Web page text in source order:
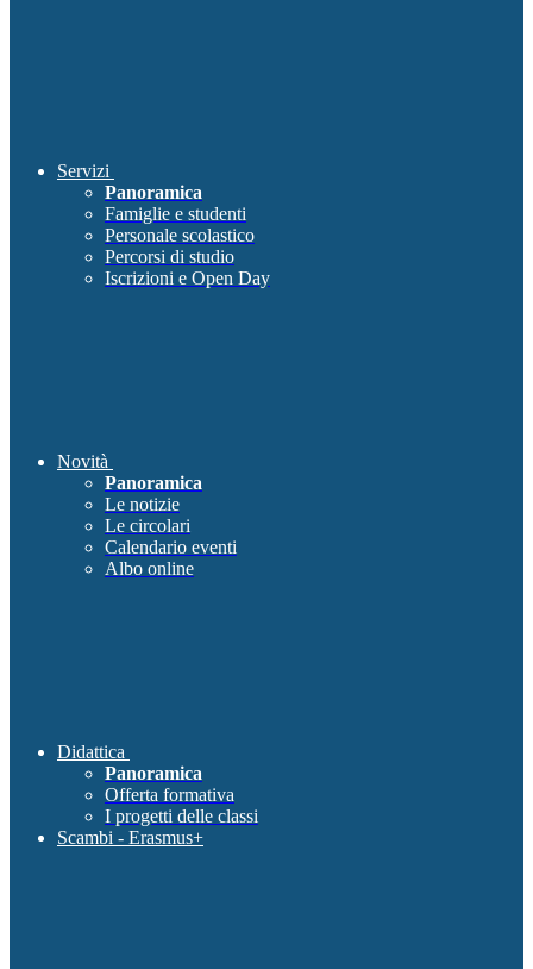
Servizi
Panoramica
Famiglie e studenti
Personale scolastico
Percorsi di studio
Iscrizioni e Open Day
Novità
Panoramica
Le notizie
Le circolari
Calendario eventi
Albo online
Didattica
Panoramica
Offerta formativa
I progetti delle classi
Scambi - Erasmus+